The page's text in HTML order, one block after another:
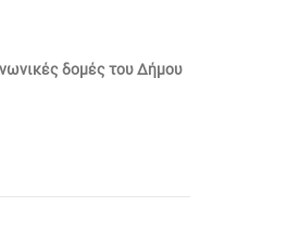
δομές του Δήμου